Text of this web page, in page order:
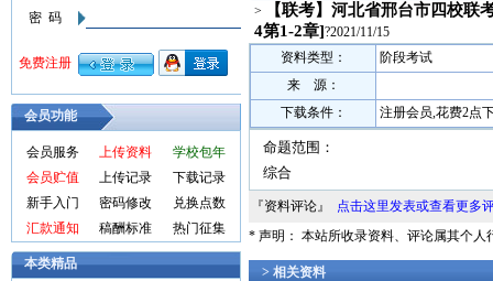
会员功能
会员服务 上传资料
学校包年
会员贮值
上传记录
下载记录
新手入门
密码修改
兑换点数
汇款通知
稿酬标准 热门征集
本类精品
>
【联考】河北省邢台市四校联
4第1-2章]?2021/11/15
资料类型：
阶段考试
来 源：
下载条件：
注册会员,花费2点
命题范围：
综合
『资料评论』 点击这里发表或查看更多
* 声明： 本站所收录资料、评论属其个人
> 相关资料